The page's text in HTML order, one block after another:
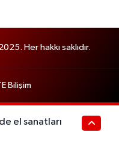
Her hakkı saklıdır.
Bilişim
el sanatları